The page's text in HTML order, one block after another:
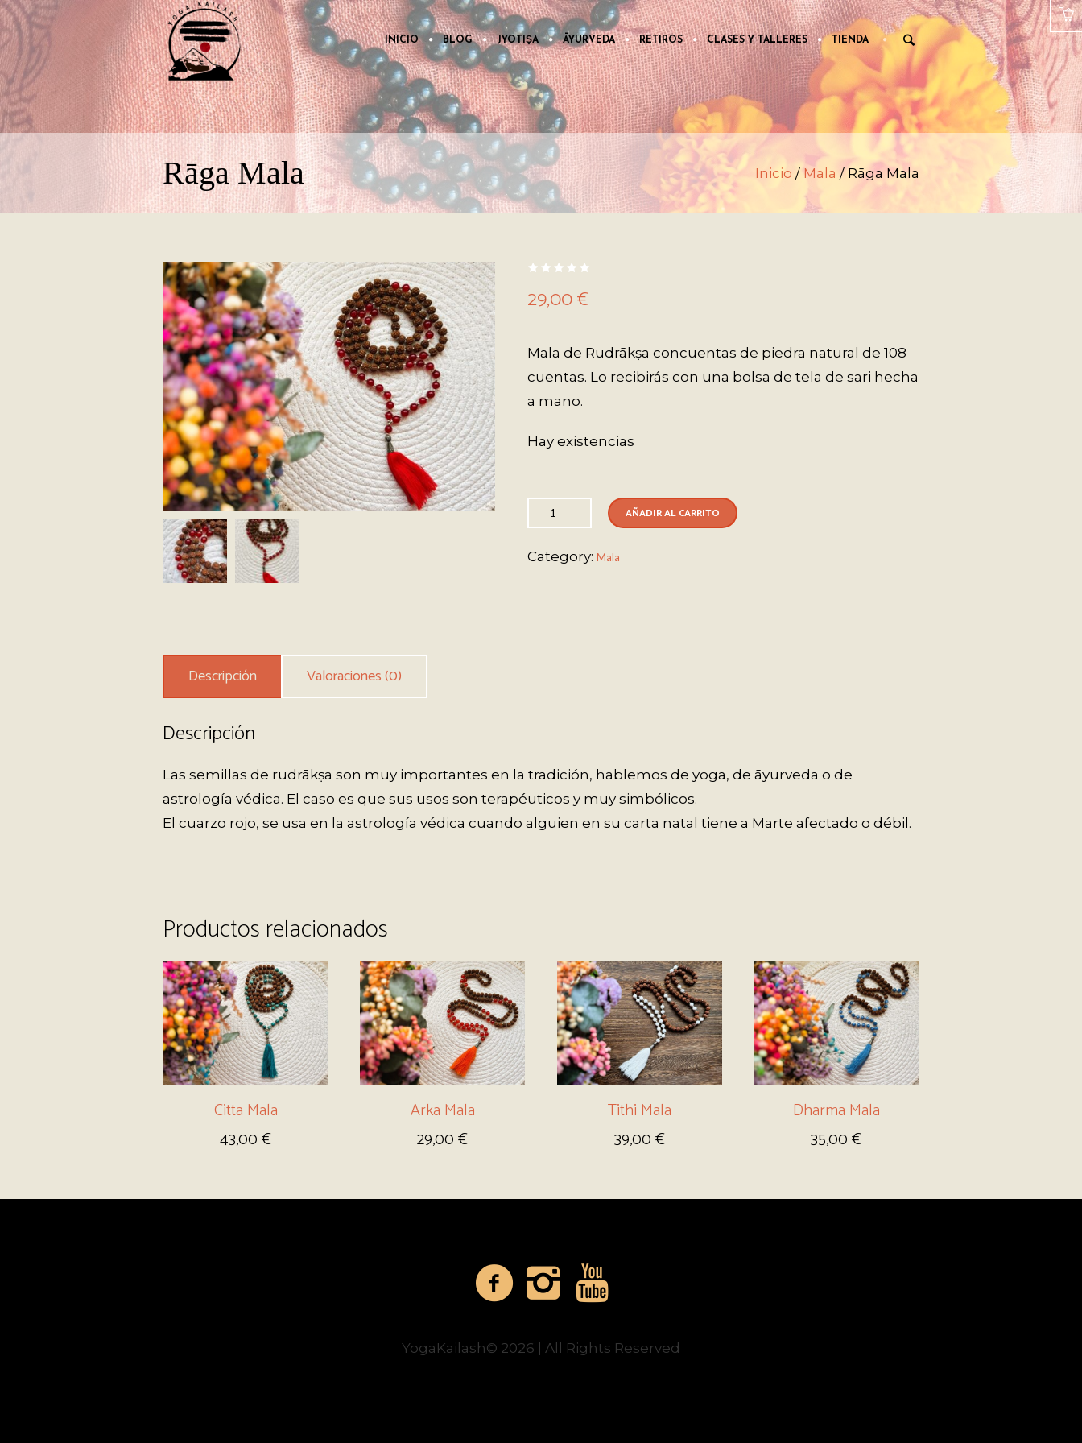
INICIO BLOG JYOTIṢA ĀYURVEDA RETIROS CLASES Y TALLERES TIENDA
Rāga Mala Inicio /Mala / Rāga Mala
29,00€
Mala de Rudrākṣa concuentas de piedra natural de 108
cuentas. Lo recibirás con una bolsa de tela de sari hecha
a mano.
Hay existencias
AÑADIR AL CARRITO
Category: Mala
Descripción Valoraciones (0)
Descripción
Las semillas de rudrākṣa son muy importantes en la tradición, hablemos de yoga, de āyurveda o de
astrología védica. El caso es que sus usos son terapéuticos y muy simbólicos.
El cuarzo rojo, se usa en la astrología védica cuando alguien en su carta natal tiene a Marte afectado o débil.
Productos relacionados
Citta Mala
43,00€
Arka Mala
29,00€
Tithi Mala
39,00€
Dharma Mala
35,00€
YogaKailash© 2026 | All Rights Reserved